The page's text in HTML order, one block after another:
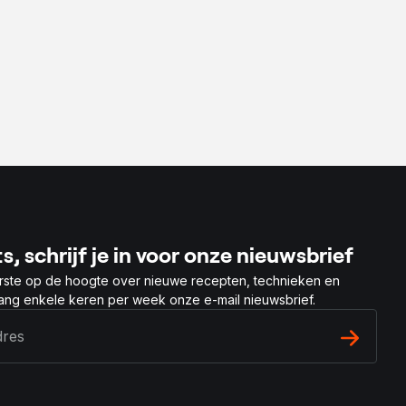
schrijf je in voor onze nieuwsbrief
op de hoogte over nieuwe recepten, technieken en
enkele keren per week onze e-mail nieuwsbrief.